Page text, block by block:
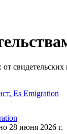
от
Es Emigration
28 июня 2026 г.